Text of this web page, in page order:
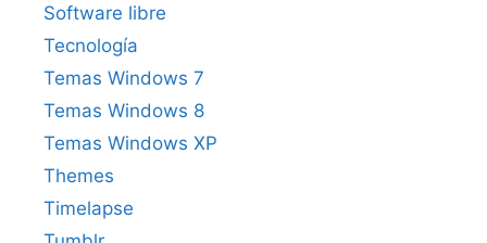
Software libre
Tecnología
Temas Windows 7
Temas Windows 8
Temas Windows XP
Themes
Timelapse